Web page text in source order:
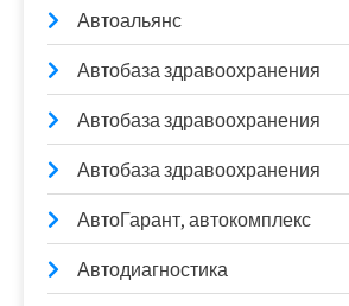
Автоальянс
Автобаза здравоохранения
Автобаза здравоохранения
Автобаза здравоохранения
АвтоГарант, автокомплекс
Автодиагностика